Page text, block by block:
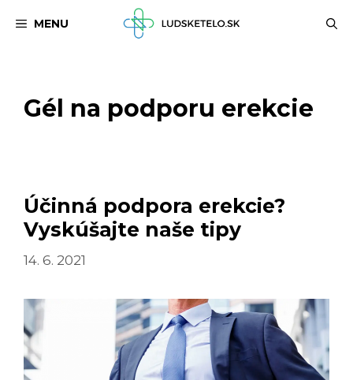
MENU
Gél na podporu erekcie
Účinná podpora erekcie?
Vyskúšajte naše tipy
14. 6. 2021